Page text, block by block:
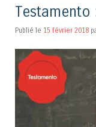
Testamento
Publié le 15 février 2018